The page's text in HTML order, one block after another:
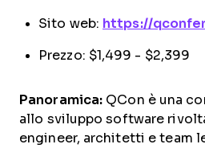
Sito web: https://
Prezzo: $1,499 - $2,399
Panoramica: QCon è una
allo sviluppo software
engineer, architetti e team